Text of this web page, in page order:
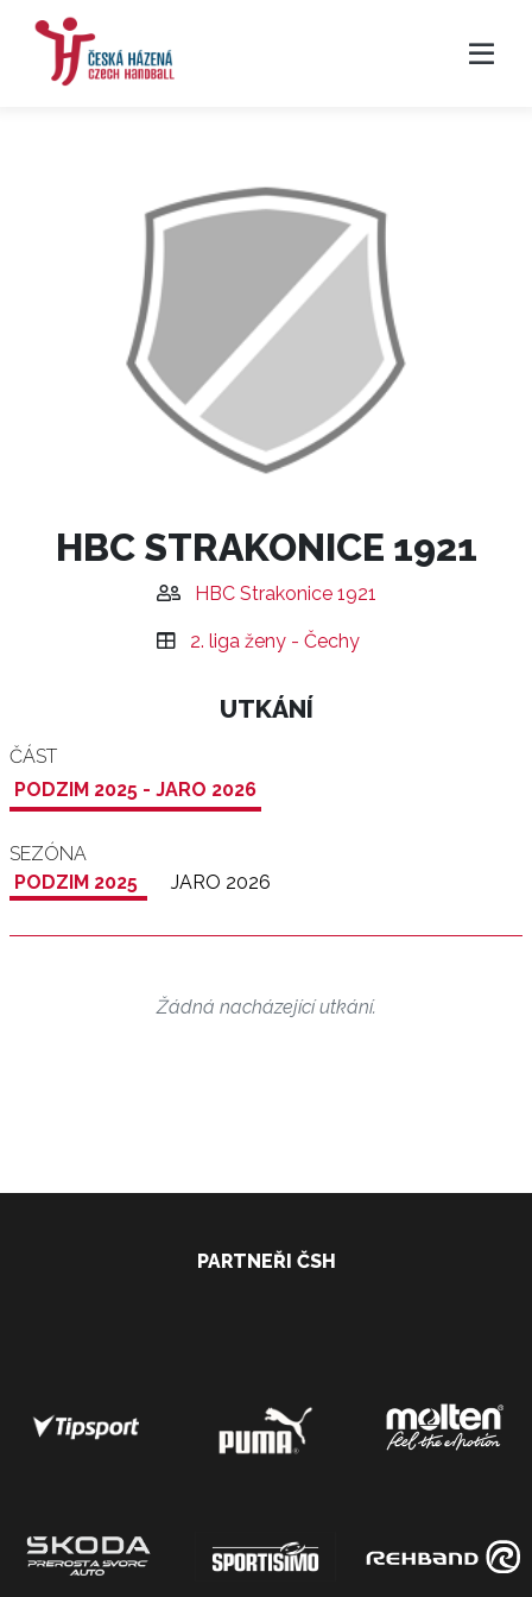
HBC STRAKONICE 1921
HBC Strakonice 1921
2. liga ženy - Čechy
UTKÁNÍ
ČÁST
PODZIM 2025 - JARO 2026
SEZÓNA
PODZIM 2025
JARO 2026
Žádná nacházející utkání.
PARTNEŘI ČSH